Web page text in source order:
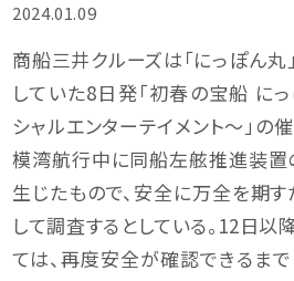
2024.01.09
商船三井クルーズは「にっぽん丸
していた8日発「初春の宝船 に
シャルエンターテイメント～」の
模湾航行中に同船左舷推進装
生じたもので、安全に万全を期
して調査するとしている。12日
ては、再度安全が確認できるま